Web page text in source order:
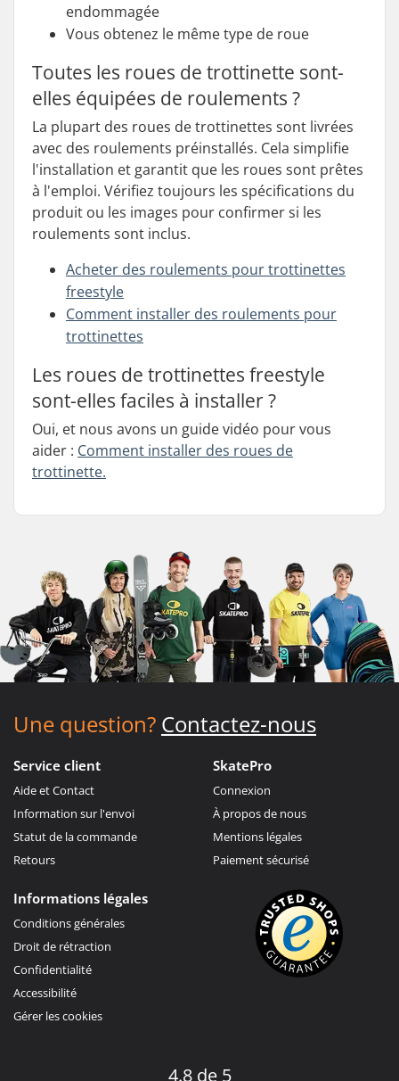
endommagée
Vous obtenez le même type de roue
Toutes les roues de trottinette sont-
elles équipées de roulements ?
La plupart des roues de trottinettes sont livrées
avec des roulements préinstallés. Cela simplifie
l'installation et garantit que les roues sont prêtes
à l'emploi. Vérifiez toujours les spécifications du
produit ou les images pour confirmer si les
roulements sont inclus.
Acheter des roulements pour trottinettes
freestyle
Comment installer des roulements pour
trottinettes
Les roues de trottinettes freestyle
sont-elles faciles à installer ?
Oui, et nous avons un guide vidéo pour vous
aider : Comment installer des roues de
trottinette.
Une question? Contactez-nous
Service client
Aide et Contact
Information sur l'envoi
Statut de la commande
Retours
SkatePro
Connexion
À propos de nous
Mentions légales
Paiement sécurisé
Informations légales
Conditions générales
Droit de rétraction
Confidentialité
Accessibilité
Gérer les cookies
4.8 de 5